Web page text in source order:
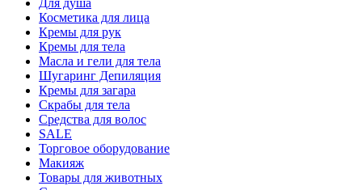
Для душа
Косметика для лица
Кремы для рук
Кремы для тела
Масла и гели для тела
Шугаринг Депиляция
Кремы для загара
Скрабы для тела
Средства для волос
SALE
Торговое оборудование
Макияж
Товары для животных